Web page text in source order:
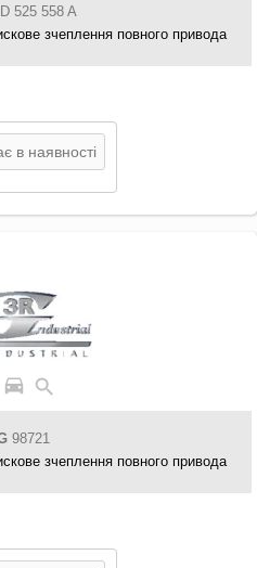
525 558 A
зчеплення повного привода
в наявності
98721
зчеплення повного привода